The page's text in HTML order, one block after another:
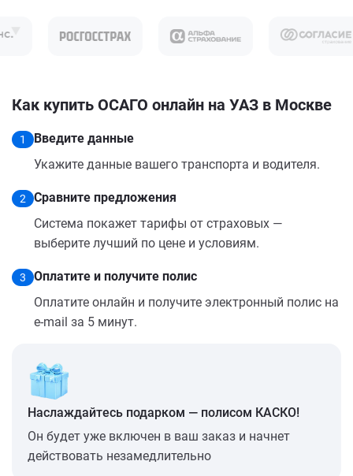
Как купить ОСАГО онлайн на УАЗ в Москве
1
Введите данные
Укажите данные вашего транспорта и водителя.
2
Сравните предложения
Система покажет тарифы от страховых —
выберите лучший по цене и условиям.
3
Оплатите и получите полис
Оплатите онлайн и получите электронный полис на
e-mail за 5 минут.
Наслаждайтесь подарком — полисом КАСКО!
Он будет уже включен в ваш заказ и начнет
действовать незамедлительно